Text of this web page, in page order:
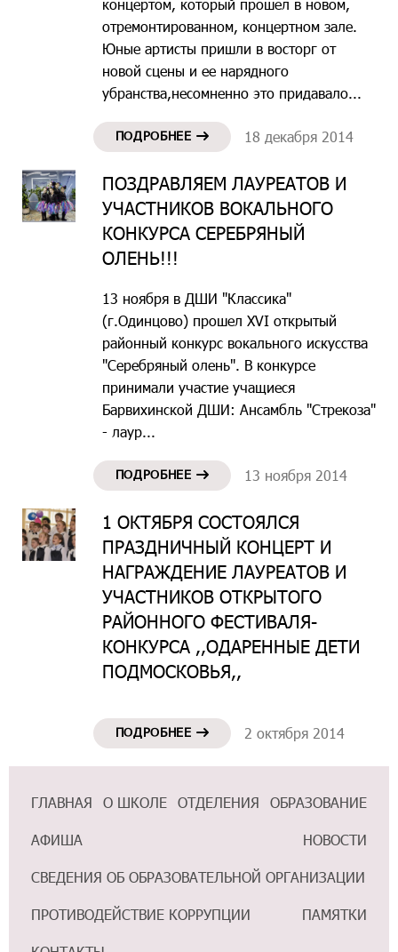
концертом, который прошел в новом,
отремонтированном, концертном зале.
Юные артисты пришли в восторг от
новой сцены и ее нарядного
убранства,несомненно это придавало...
ПОДРОБНЕЕ 18 декабря 2014
ПОЗДРАВЛЯЕМ ЛАУРЕАТОВ И
УЧАСТНИКОВ ВОКАЛЬНОГО
КОНКУРСА СЕРЕБРЯНЫЙ
ОЛЕНЬ!!!
13 ноября в ДШИ "Классика"
(г.Одинцово) прошел XVI открытый
районный конкурс вокального искусства
"Серебряный олень". В конкурсе
принимали участие учащиеся
Барвихинской ДШИ: Ансамбль "Стрекоза"
- лаур...
ПОДРОБНЕЕ 13 ноября 2014
1 ОКТЯБРЯ СОСТОЯЛСЯ
ПРАЗДНИЧНЫЙ КОНЦЕРТ И
НАГРАЖДЕНИЕ ЛАУРЕАТОВ И
УЧАСТНИКОВ ОТКРЫТОГО
РАЙОННОГО ФЕСТИВАЛЯ-
КОНКУРСА ,,ОДАРЕННЫЕ ДЕТИ
ПОДМОСКОВЬЯ,,
ПОДРОБНЕЕ 2 октября 2014
ГЛАВНАЯ О ШКОЛЕ ОТДЕЛЕНИЯ
ОБРАЗОВАНИЕ
АФИША
НОВОСТИ
СВЕДЕНИЯ ОБ ОБРАЗОВАТЕЛЬНОЙ ОРГАНИЗАЦИИ
ПРОТИВОДЕЙСТВИЕ КОРРУПЦИИ
ПАМЯТКИ